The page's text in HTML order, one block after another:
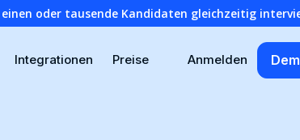
oder tausende Kandidaten gleichzeitig
Integrationen Preise Anmelden